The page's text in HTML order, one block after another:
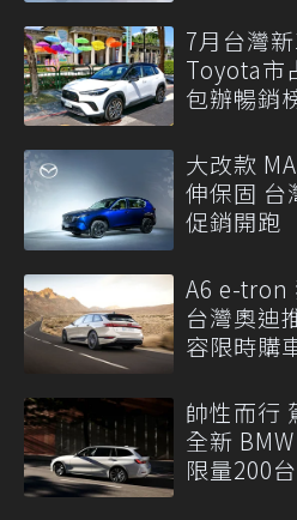
7月台灣
Toyota市
包辦暢銷
大改款
伸保固 台
促銷開跑
A6 e-tron
台灣奧迪
容限時購
帥性而行
全新
限量200台